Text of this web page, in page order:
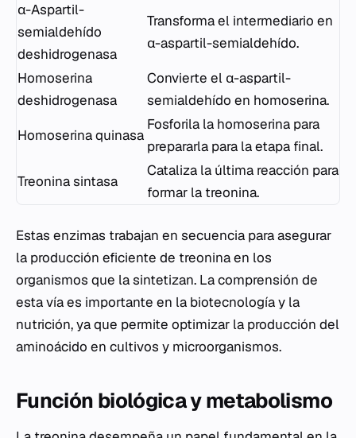
α-Aspartil-
semialdehído
deshidrogenasa
Transforma el intermediario en
α-aspartil-semialdehído.
Homoserina
deshidrogenasa
Convierte el α-aspartil-
semialdehído en homoserina.
Homoserina quinasa
Fosforila la homoserina para
prepararla para la etapa final.
Treonina sintasa
Cataliza la última reacción para
formar la treonina.
Estas enzimas trabajan en secuencia para asegurar
la producción eficiente de treonina en los
organismos que la sintetizan. La comprensión de
esta vía es importante en la biotecnología y la
nutrición, ya que permite optimizar la producción del
aminoácido en cultivos y microorganismos.
Función biológica y metabolismo